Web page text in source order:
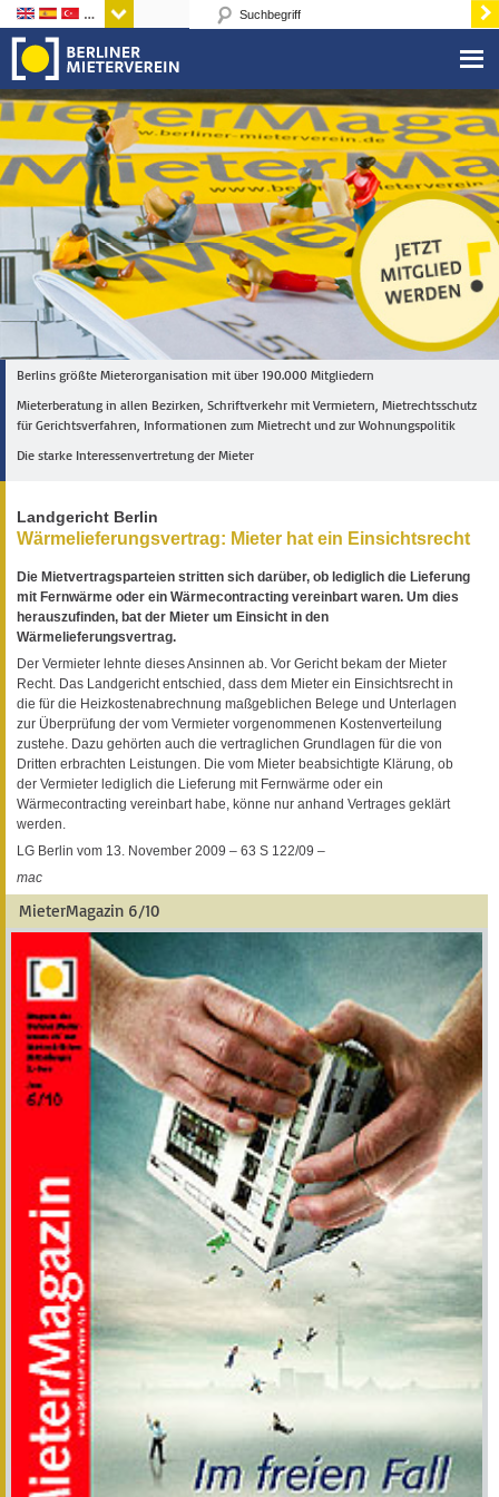
Sprachen
Berlins größte Mieterorganisation mit über 190.000 Mitgliedern
Mieterberatung in allen Bezirken, Schriftverkehr mit Vermietern, Mietrechtsschutz
für Gerichtsverfahren, Informationen zum Mietrecht und zur Wohnungspolitik
Die starke Interessenvertretung der Mieter
Landgericht Berlin
Wärmelieferungsvertrag: Mieter hat ein Einsichtsrecht
Die Mietvertragsparteien stritten sich darüber, ob lediglich die Lieferung
mit Fernwärme oder ein Wärmecontracting vereinbart waren. Um dies
herauszufinden, bat der Mieter um Einsicht in den
Wärmelieferungsvertrag.
Der Vermieter lehnte dieses Ansinnen ab. Vor Gericht bekam der Mieter
Recht. Das Landgericht entschied, dass dem Mieter ein Einsichtsrecht in
die für die Heizkostenabrechnung maßgeblichen Belege und Unterlagen
zur Überprüfung der vom Vermieter vorgenommenen Kostenverteilung
zustehe. Dazu gehörten auch die vertraglichen Grundlagen für die von
Dritten erbrachten Leistungen. Die vom Mieter beabsichtigte Klärung, ob
der Vermieter lediglich die Lieferung mit Fernwärme oder ein
Wärmecontracting vereinbart habe, könne nur anhand Vertrages geklärt
werden.
LG Berlin vom 13. November 2009 – 63 S 122/09 –
mac
MieterMagazin 6/10